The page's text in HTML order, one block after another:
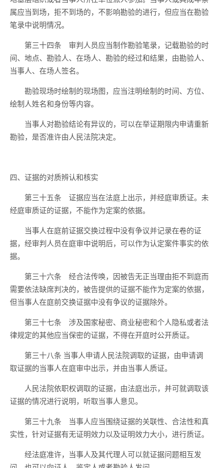
属应当到场，拒不到场的，不影响勘验的进行，但应当在勘验
笔录中说明情况。
第三十四条 审判人员应当制作勘验笔录，记载勘验的时
间、地点、勘验人、在场人、勘验的经过和结果，由勘验人、
当事人、在场人签名。
勘验现场时绘制的现场图，应当注明绘制的时间、方位、
绘制人姓名和身份等内容。
当事人对勘验结论有异议的，可以在举证期限内申请重新
勘验，是否准许由人民法院决定。
四、证据的对质辨认和核实
第三十五条 证据应当在法庭上出示，并经庭审质证。未
经庭审质证的证据，不能作为定案的依据。
当事人在庭前证据交换过程中没有争议并记录在卷的证
据，经审判人员在庭审中说明后，可以作为认定案件事实的依
据。
第三十六条 经合法传唤，因被告无正当理由拒不到庭而
需要依法缺席判决的，被告提供的证据不能作为定案的依据，
但当事人在庭前交换证据中没有争议的证据除外。
第三十七条 涉及国家秘密、商业秘密和个人隐私或者法
律规定的其他应当保密的证据，不得在开庭时公开质证。
第三十八条 当事人申请人民法院调取的证据，由申请调
取证据的当事人在庭审中出示，并由当事人质证。
人民法院依职权调取的证据，由法庭出示，并可就调取该
证据的情况进行说明，听取当事人意见。
第三十九条 当事人应当围绕证据的关联性、合法性和真
实性，针对证据有无证明效力以及证明效力大小，进行质证。
经法庭准许，当事人及其代理人可以就证据问题相互发